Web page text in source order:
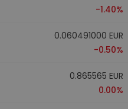
-1.40%
0.060491000 EUR
-0.50%
0.865565 EUR
0.00%